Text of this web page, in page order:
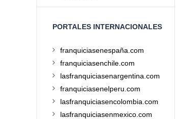
PORTALES INTERNACIONALES
franquiciasenespaña.com
franquiciasenchile.com
lasfranquiciasenargentina.com
franquiciasenelperu.com
lasfranquiciasencolombia.com
lasfranquiciasenmexico.com